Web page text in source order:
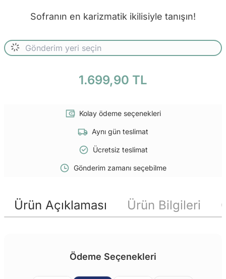
Sofranın en karizmatik ikilisiyle tanışın!
1.699,90 TL
Kolay ödeme seçenekleri
Aynı gün teslimat
Ücretsiz teslimat
Gönderim zamanı seçebilme
Ürün Açıklaması Ürün Bilgileri
Ödeme Seçenekleri